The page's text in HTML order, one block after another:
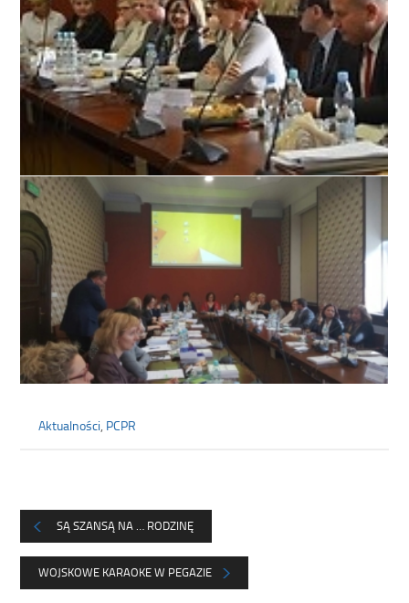
Aktualności PCPR
SĄ SZANSĄ NA … RODZINĘ
WOJSKOWE KARAOKE W PEGAZIE